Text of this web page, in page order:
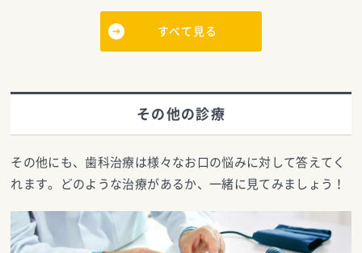
すべて見る
その他の診療
その他にも、歯科治療は様々なお口の悩みに対して答えてく
れます。どのような治療があるか、一緒に見てみましょう！